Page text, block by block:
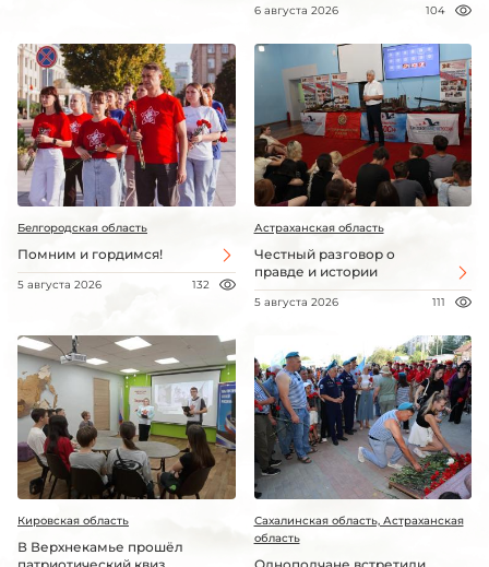
6 августа 2026 104
Белгородская область
Помним и гордимся!
5 августа 2026 132
Астраханская область
Честный разговор о
правде и истории
5 августа 2026 111
Кировская область
В Верхнекамье прошёл
Сахалинская область, Астраханская
область